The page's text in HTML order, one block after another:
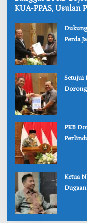
KUA-PPAS, Usulan
Perda
‎Setujui
‎PKB
‎Ketua